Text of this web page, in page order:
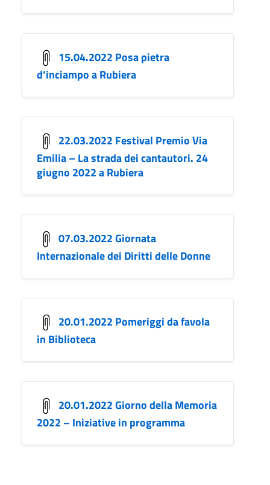
15.04.2022 Posa pietra
d’inciampo a Rubiera
22.03.2022 Festival Premio Via
Emilia – La strada dei cantautori. 24
giugno 2022 a Rubiera
07.03.2022 Giornata
Internazionale dei Diritti delle Donne
20.01.2022 Pomeriggi da favola
in Biblioteca
20.01.2022 Giorno della Memoria
2022 – Iniziative in programma